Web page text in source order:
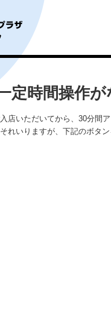
定時間操作
店いただいてから、30分間
れいりますが、下記のボタ